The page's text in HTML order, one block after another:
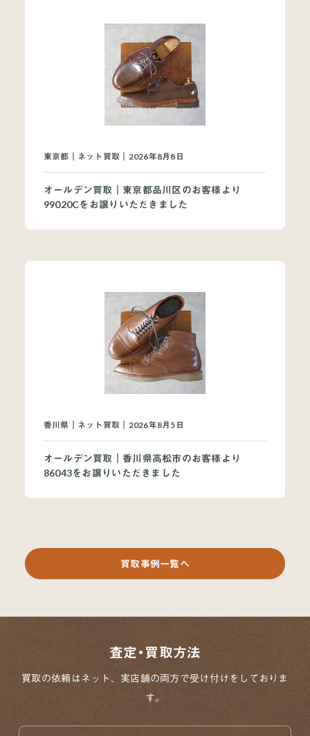
よくあるご質問
東京都｜ネット買取｜2026年8月8日
オールデン買取｜東京都品川区のお客様より
99020Cをお譲りいただきました
香川県｜ネット買取｜2026年8月5日
オールデン買取｜香川県高松市のお客様より
86043をお譲りいただきました
買取事例一覧へ
査定・買取方法
買取の依頼はネット、実店舗の両方で受け付けをしておりま
す。
買取ブランドページ